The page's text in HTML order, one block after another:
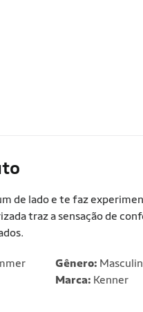
de lado e te faz
traz a sensação de
Gênero:
Marca: Kenner